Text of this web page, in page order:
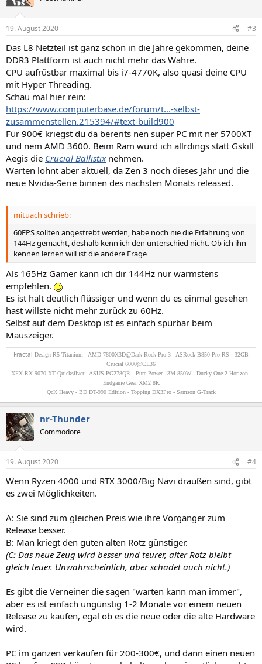
i
e
:
19. August 2020 #3
Das L8 Netzteil ist ganz schön in die Jahre gekommen, deine
DDR3 Plattform ist auch nicht mehr das Wahre.
CPU aufrüstbar maximal bis i7-4770K, also quasi deine CPU
mit Hyper Threading.
Schau mal hier rein:
https://www.computerbase.de/forum/t...-selbst-
zusammenstellen.215394/#text-build900
Für 900€ kriegst du da bererits nen super PC mit ner 5700XT
und nem AMD 3600. Beim Ram würd ich allrdings statt Gskill
Aegis die Crucial Ballistixnehmen.
Warten lohnt aber aktuell, da Zen 3 noch dieses Jahr und die
neue Nvidia-Serie binnen des nächsten Monats released.
mituach schrieb:
60FPS sollten angestrebt werden, habe noch nie die Erfahrung von
144Hz gemacht, deshalb kenn ich den unterschied nicht. Ob ich ihn
kennen lernen will ist die andere Frage
Als 165Hz Gamer kann ich dir 144Hz nur wärmstens
empfehlen.
Es ist halt deutlich flüssiger und wenn du es einmal gesehen
hast willste nicht mehr zurück zu 60Hz.
Selbst auf dem Desktop ist es einfach spürbar beim
Mauszeiger.
Fractal Design R5 Titanium - AMD 7800X3D@Dark Rock Pro 3 - ASRock B850 Pro RS - 32GB
Crucial 6000@CL36
XFX RX 9070 XT Quicksilver - ASUS PG278QR - Pure Power 13M 850W - Ducky One 2 Horizon -
Endgame Gear XM2 8K
QcK Heavy - BD DT-990 Edition - Topping DX3Pro - Samson G-Track
nr-Thunder
Commodore
19. August 2020 #4
Wenn Ryzen 4000 und RTX 3000/Big Navi draußen sind, gibt
es zwei Möglichkeiten.
A: Sie sind zum gleichen Preis wie ihre Vorgänger zum
Release besser.
B: Man kriegt den guten alten Rotz günstiger.
(C: Das neue Zeug wird besser und teurer, alter Rotz bleibt
gleich teuer. Unwahrscheinlich, aber schadet auch nicht.)
Es gibt die Verneiner die sagen "warten kann man immer",
aber es ist einfach ungünstig 1-2 Monate vor einem neuen
Release zu kaufen, egal ob es die neue oder die alte Hardware
wird.
PC im ganzen verkaufen für 200-300€, und dann einen neuen